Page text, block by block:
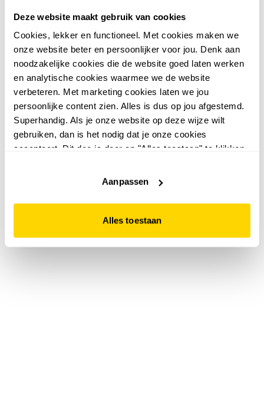
Deze website maakt gebruik van cookies
Cookies, lekker en functioneel. Met cookies maken we
onze website beter en persoonlijker voor jou. Denk aan
noodzakelijke cookies die de website goed laten werken
en analytische cookies waarmee we de website
verbeteren. Met marketing cookies laten we jou
persoonlijke content zien. Alles is dus op jou afgestemd.
Superhandig. Als je onze website op deze wijze wilt
gebruiken, dan is het nodig dat je onze cookies
accepteert. Dit doe je door op "Alles toestaan" te klikken.
website niet optimaal functioneert.
Aanpassen
Alles toestaan